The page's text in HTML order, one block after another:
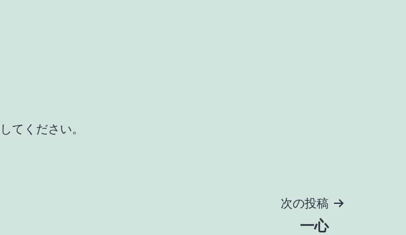
してください。
次の投稿
一心